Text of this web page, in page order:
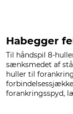
Habegger
Til håndspil 8-
sænksmedet af
huller til
forankringsspyd,